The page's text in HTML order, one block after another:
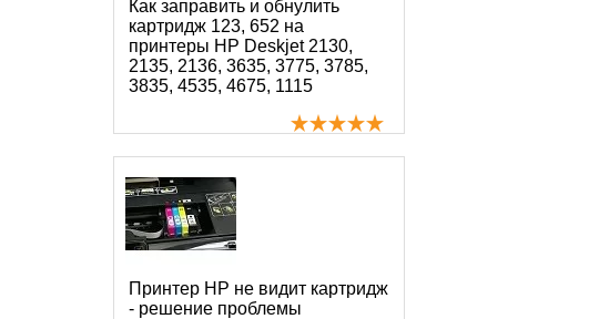
Как заправить и обнулить
картридж 123, 652 на
принтеры HP Deskjet 2130,
2135, 2136, 3635, 3775, 3785,
3835, 4535, 4675, 1115
Принтер HP не видит картридж
- решение проблемы